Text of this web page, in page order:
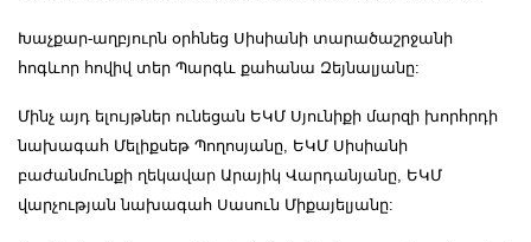
Խաչքար-աղբյուրն օրհնեց Սիսիանի տարածաշրջանի
հոգևոր հովիվ տեր Պարգև քահանա Զեյնալյանը:
Մինչ այդ ելույթներ ունեցան ԵԿՄ Սյունիքի մարզի խորհրդի
նախագահ Մելիքսեթ Պողոսյանը, ԵԿՄ Սիսիանի
բաժանմունքի ղեկավար Արայիկ Վարդանյանը, ԵԿՄ
վարչության նախագահ Սասուն Միքայելյանը: